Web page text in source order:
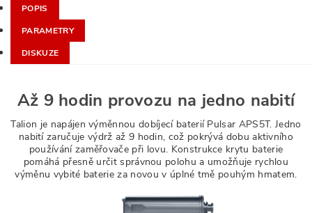
POPIS
PARAMETRY
DISKUZE
Až 9 hodin provozu na jedno nabití
Talion je napájen výměnnou dobíjecí baterií Pulsar APS5T. Jedno
nabití zaručuje výdrž až 9 hodin, což pokrývá dobu aktivního
používání zaměřovače při lovu. Konstrukce krytu baterie
pomáhá přesně určit správnou polohu a umožňuje rychlou
výměnu vybité baterie za novou v úplné tmě pouhým hmatem.